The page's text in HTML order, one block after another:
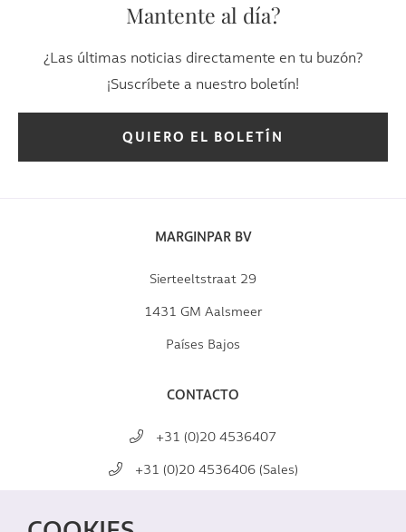
Mantente al día?
¿Las últimas noticias directamente en tu buzón?
¡Suscríbete a nuestro boletín!
QUIERO EL BOLETÍN
MARGINPAR BV
Sierteeltstraat 29
1431 GM Aalsmeer
Países Bajos
CONTACTO
+31 (0)20 4536407
+31 (0)20 4536406 (Sales)